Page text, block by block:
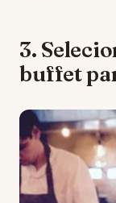
3.
buffet